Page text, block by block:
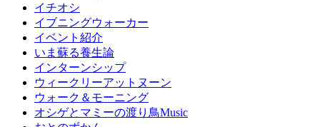
イチオシ
イブニングウォーカー
イベント紹介
いま蘇る養生論
インターンシップ
ウィークリーアットヌーン
ウォーク＆モーニング
オシゲとマミーの渡り鳥Music